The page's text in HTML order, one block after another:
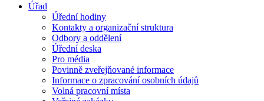
Úřad
Úřední hodiny
Kontakty a organizační struktura
Odbory a oddělení
Úřední deska
Pro média
Povinně zveřejňované informace
Informace o zpracování osobních údajů
Volná pracovní místa